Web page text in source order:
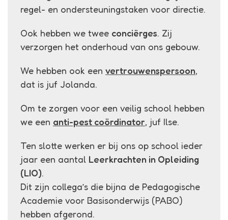
regel- en ondersteuningstaken voor directie.
Ook hebben we twee conciërges. Zij
verzorgen het onderhoud van ons gebouw.
We hebben ook een vertrouwenspersoon,
dat is juf Jolanda.
Om te zorgen voor een veilig school hebben
we een anti-pest coördinator, juf Ilse.
Ten slotte werken er bij ons op school ieder
jaar een aantal Leerkrachten in Opleiding
(LIO).
Dit zijn collega’s die bijna de Pedagogische
Academie voor Basisonderwijs (PABO)
hebben afgerond.